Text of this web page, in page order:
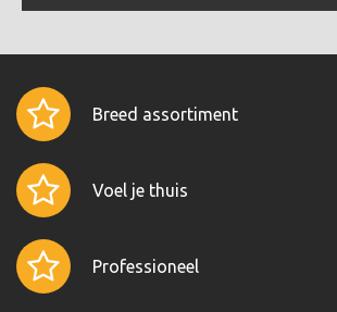
Breed assortiment
Voel je thuis
Professioneel